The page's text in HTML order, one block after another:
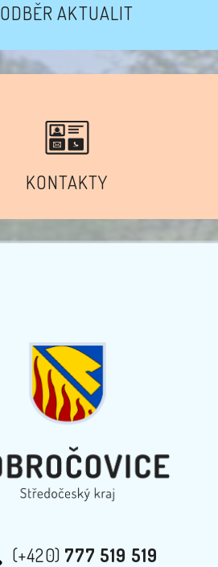
ODBĚR AKTUALIT
KONTAKTY
(+420) 777 519 519